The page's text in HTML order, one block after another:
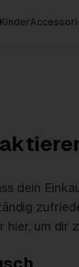
Kinder
dein
um dir